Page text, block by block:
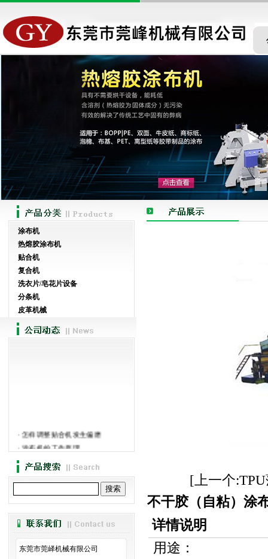
1
涂布机
热熔胶涂布机
贴合机
复合机
洗衣片/皂花片设备
分条机
皮革机械
怎样调整贴合机发生偏磨
阐述分切机的发展现状
·热熔胶涂布机介绍和特色
·热熔胶涂布机使用的问题介绍
·
热熔胶涂布机的工艺优...
东莞市莞峄机械有限公司
[上一个
不干胶（自粘）涂
详情说明
用途：